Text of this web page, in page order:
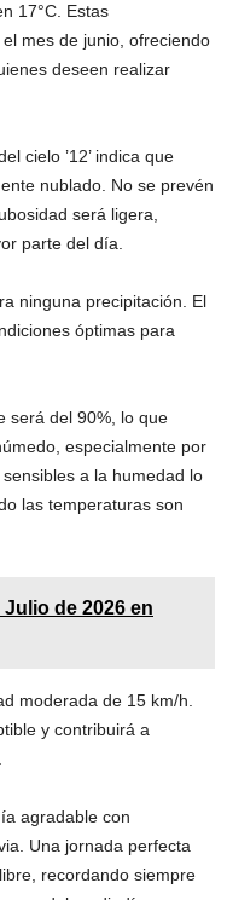
17°C. Estas
mes de junio, ofreciendo
deseen realizar
cielo ’12’ indica que
nublado. No se prevén
será ligera,
parte del día.
ninguna precipitación. El
óptimas para
será del 90%, lo que
especialmente por
a la humedad lo
las temperaturas son
de 2026 en
moderada de 15 km/h.
y contribuirá a
agradable con
Una jornada perfecta
recordando siempre